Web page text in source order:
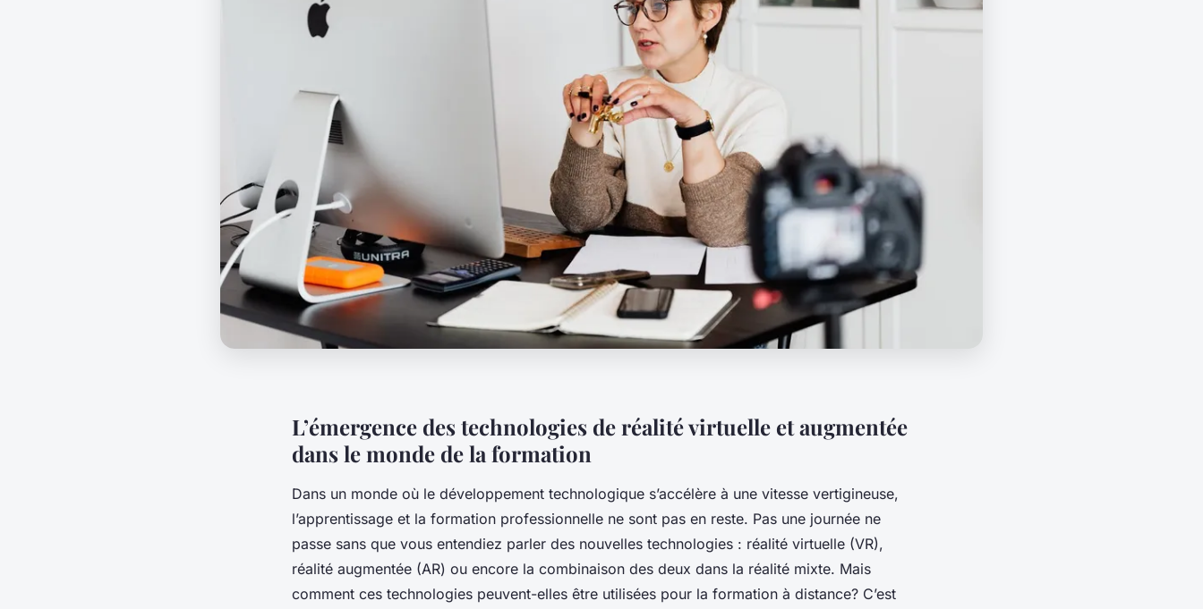
L’émergence des technologies de réalité virtuelle et augmentée
dans le monde de la formation
Dans un monde où le développement technologique s’accélère à une vitesse vertigineuse,
l’apprentissage et la formation professionnelle ne sont pas en reste. Pas une journée ne
passe sans que vous entendiez parler des nouvelles technologies : réalité virtuelle (VR),
réalité augmentée (AR) ou encore la combinaison des deux dans la réalité mixte. Mais
comment ces technologies peuvent-elles être utilisées pour la formation à distance? C’est